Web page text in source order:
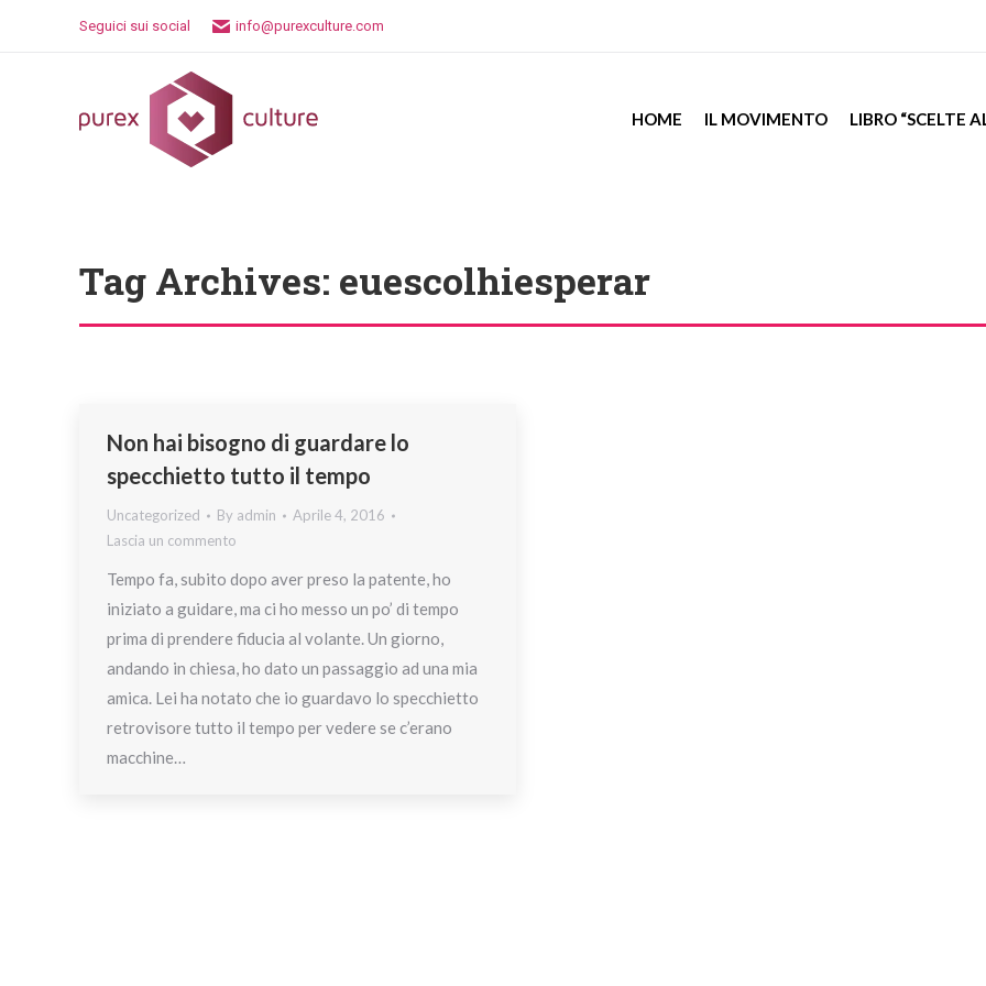
Seguici sui social info@purexculture.com
HOME IL MOVIMENTO LIBRO “SCELTE
Tag Archives: euescolhiesperar
Non hai bisogno di guardare lo
specchietto tutto il tempo
Uncategorized By admin
Aprile 4, 2016
Lascia un commento
Tempo fa, subito dopo aver preso la patente, ho
iniziato a guidare, ma ci ho messo un po’ di tempo
prima di prendere fiducia al volante. Un giorno,
andando in chiesa, ho dato un passaggio ad una mia
amica. Lei ha notato che io guardavo lo specchietto
retrovisore tutto il tempo per vedere se c’erano
macchine…